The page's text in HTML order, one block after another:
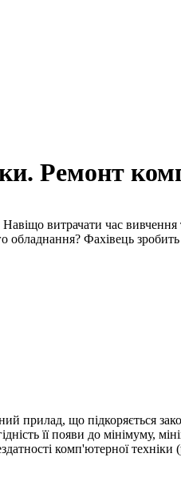
Ремонт
витрачати час вивчення
обладнання? Фахівець
прилад, що підкоряється
її появи до мінімуму,
комп'ютерної техніки (